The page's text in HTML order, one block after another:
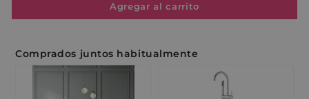
Agregar al carrito
Comprados juntos habitualmente